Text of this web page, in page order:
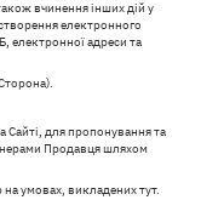
вчинення інших дій у
електронного
електронної адреси та
Сайті, для пропонування та
Продавця шляхом
умовах, викладених тут.